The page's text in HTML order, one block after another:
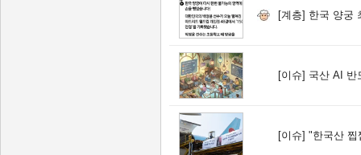
[계층] 한국 양궁
[이슈] 국산 AI 반도체
[이슈] "한국산 찝찝해,